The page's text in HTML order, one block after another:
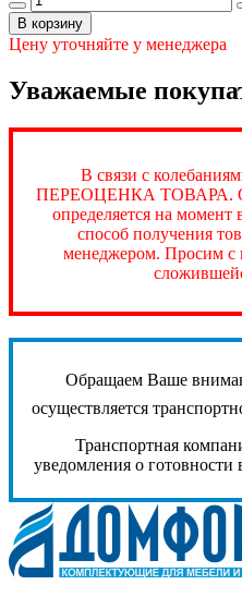
В корзину
Цену уточняйте у менеджера
Уважаемые
В связи с
ПЕРЕОЦЕНКА ТОВАРА.
определяется на момент
способ получения
менеджером. Просим с
Обращаем Ваше
осуществляется
Транспортная
уведомления о готовности